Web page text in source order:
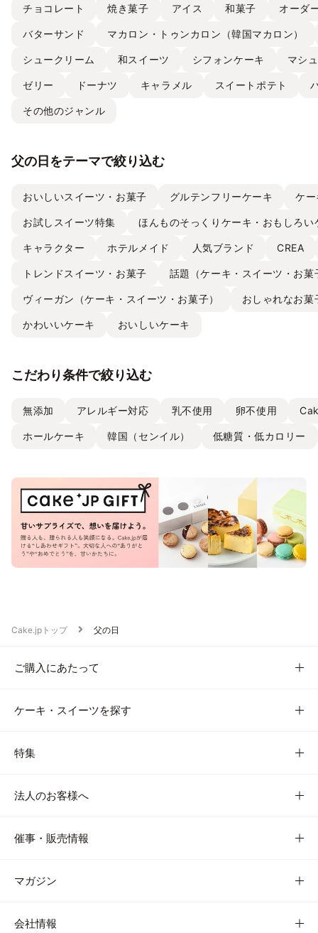
チョコレート 焼き菓子 アイス 和菓子 オーダ
バターサンド マカロン・トゥンカロン（韓国マカロン）
シュークリーム 和スイーツ シフォンケーキ マシ
ゼリー ドーナツ キャラメル スイートポテト
その他のジャンル
父の日をテーマで絞り込む
おいしいスイーツ・お菓子 グルテンフリーケーキ ケ
お試しスイーツ特集 ほんものそっくりケーキ・おもしろい
キャラクター ホテルメイド 人気ブランド CREA
トレンドスイーツ・お菓子 話題（ケーキ・スイーツ・お菓
ヴィーガン（ケーキ・スイーツ・お菓子） おしゃれなお菓
かわいいケーキ おいしいケーキ
こだわり条件で絞り込む
無添加 アレルギー対応 乳不使用 卵不使用
ホールケーキ 韓国（センイル） 低糖質・低カロリー
Cake.jpトップ 父の日
ご購入にあたって
ケーキ・スイーツを探す
特集
法人のお客様へ
催事・販売情報
マガジン
会社情報